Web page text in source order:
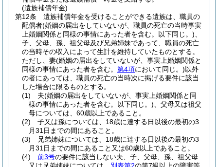
(遺族補償年金)
第12条
遺族補償年金を受けることができる遺族は、職員の
配偶者(婚姻の届出をしていないが、職員の死亡の当時事実
上婚姻関係と同様の事情にあった者を含む。以下同じ。)
子、父母、孫、祖父母及び兄弟姉妹であって、職員の死亡
の当時その収入によって生計を維持していたものとする。
ただし、妻(婚姻の届出をしていないが、事実上婚姻関係と
同様の事情にあった者を含む。 第4項において同じ。)以外
の者にあっては、職員の死亡の当時次に掲げる要件に該当
した場合に限るものとする。
(1)
夫(婚姻の届出をしていないが、事実上婚姻関係と同
様の事情にあった者を含む。以下同じ。) 、父母又は祖父
母については、60歳以上であること。
(2)
子又は孫については、18歳に達する日以後の最初の3
月31日までの間にあること。
(3)
兄弟姉妹については、18歳に達する日以後の最初の3
月31日までの間にあること又は60歳以上であること。
(4)
前3号の要件に該当しない夫、子、父母、孫、祖父母
又は兄弟姉妹については、 別表第2の第7級以上の障害等